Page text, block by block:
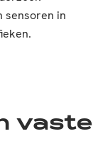
sensoren in
vaste